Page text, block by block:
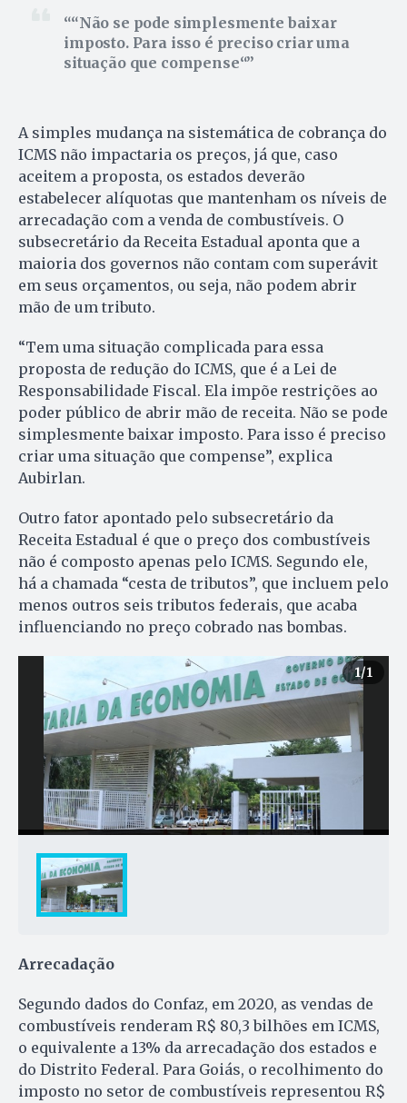
“Não se pode simplesmente baixar
imposto. Para isso é preciso criar uma
situação que compense“
A simples mudança na sistemática de cobrança do
ICMS não impactaria os preços, já que, caso
aceitem a proposta, os estados deverão
estabelecer alíquotas que mantenham os níveis de
arrecadação com a venda de combustíveis. O
subsecretário da Receita Estadual aponta que a
maioria dos governos não contam com superávit
em seus orçamentos, ou seja, não podem abrir
mão de um tributo.
“Tem uma situação complicada para essa
proposta de redução do ICMS, que é a Lei de
Responsabilidade Fiscal. Ela impõe restrições ao
poder público de abrir mão de receita. Não se pode
simplesmente baixar imposto. Para isso é preciso
criar uma situação que compense”, explica
Aubirlan.
Outro fator apontado pelo subsecretário da
Receita Estadual é que o preço dos combustíveis
não é composto apenas pelo ICMS. Segundo ele,
há a chamada “cesta de tributos”, que incluem pelo
menos outros seis tributos federais, que acaba
influenciando no preço cobrado nas bombas.
1/1
Arrecadação
Segundo dados do Confaz, em 2020, as vendas de
combustíveis renderam R$ 80,3 bilhões em ICMS,
o equivalente a 13% da arrecadação dos estados e
do Distrito Federal. Para Goiás, o recolhimento do
imposto no setor de combustíveis representou R$